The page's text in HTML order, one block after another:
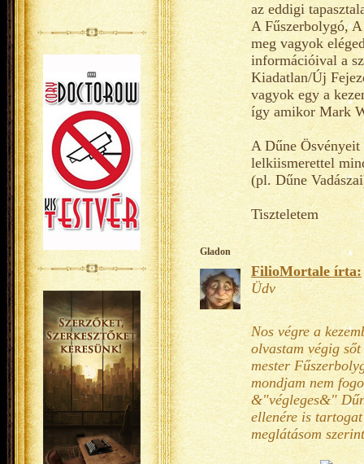
az eddigi
A Fűszerbolygó,
meg vagyok
információival a
Kiadatlan/Új
vagyok egy a
így amikor Mark
A Dűne
lelkiismerettel
(pl. Dűne
Tiszteletem
Gladon
FilioMortale írta:
Üdv
Nos végre a
olvastam végig
mester
mondjam nem
&"végleges&"
ellenére is
meglátásom